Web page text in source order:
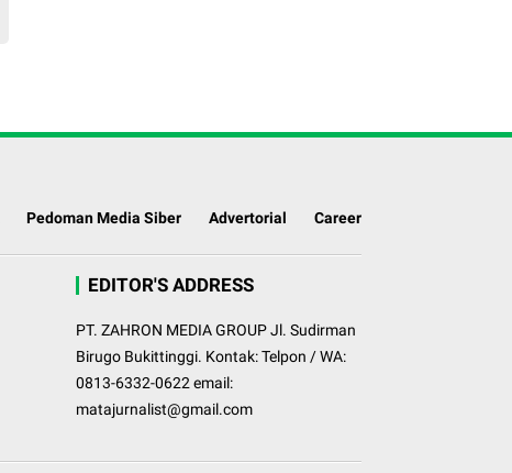
Pedoman Media Siber Advertorial Career
EDITOR'S ADDRESS
PT. ZAHRON MEDIA GROUP Jl. Sudirman
Birugo Bukittinggi. Kontak: Telpon / WA:
0813-6332-0622 email:
matajurnalist@gmail.com